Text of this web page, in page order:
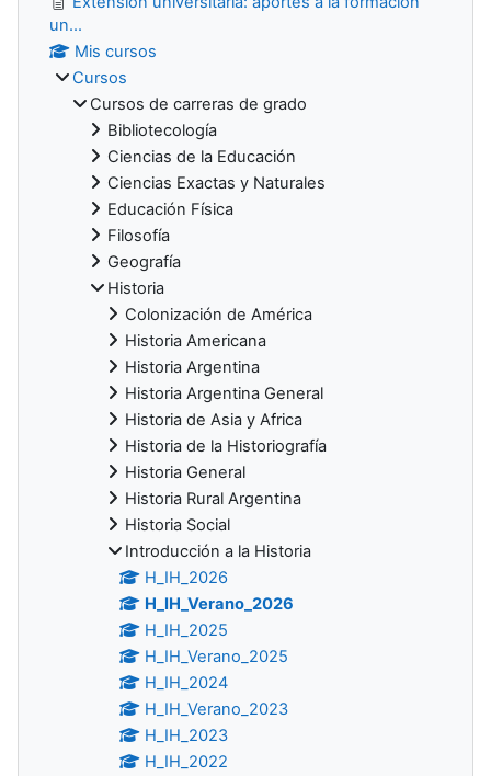
un...
Mis cursos
Cursos
Cursos de carreras de grado
Bibliotecología
Ciencias de la Educación
Ciencias Exactas y Naturales
Educación Física
Filosofía
Geografía
Historia
Colonización de América
Historia Americana
Historia Argentina
Historia Argentina General
Historia de Asia y Africa
Historia de la Historiografía
Historia General
Historia Rural Argentina
Historia Social
Introducción a la Historia
H_IH_2026
H_IH_Verano_2026
H_IH_2025
H_IH_Verano_2025
H_IH_2024
H_IH_Verano_2023
H_IH_2023
H_IH_2022